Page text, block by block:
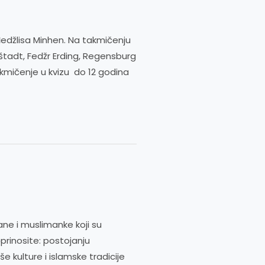
Minhen. Na takmičenju
Fedžr Erding, Regensburg
u kvizu do 12 godina
i muslimanke koji su
postojanju
kulture i islamske tradicije